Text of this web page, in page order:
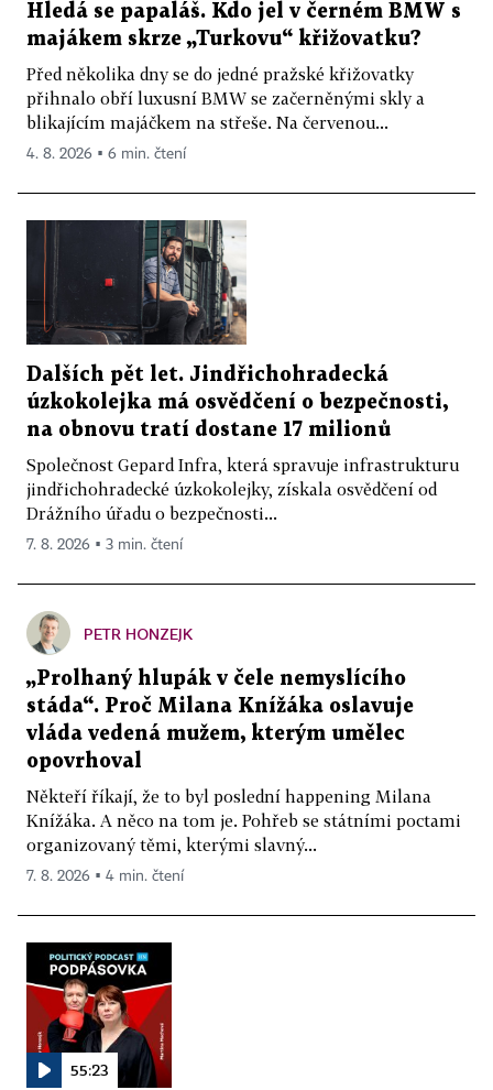
Hledá se papaláš. Kdo jel v černém BMW s
majákem skrze „Turkovu“ křižovatku?
Před několika dny se do jedné pražské křižovatky
přihnalo obří luxusní BMW se začerněnými skly a
blikajícím majáčkem na střeše. Na červenou...
4. 8. 2026 ▪ 6 min. čtení
Dalších pět let. Jindřichohradecká
úzkokolejka má osvědčení o bezpečnosti,
na obnovu tratí dostane 17 milionů
Společnost Gepard Infra, která spravuje infrastrukturu
jindřichohradecké úzkokolejky, získala osvědčení od
Drážního úřadu o bezpečnosti...
7. 8. 2026 ▪ 3 min. čtení
PETR HONZEJK
„Prolhaný hlupák v čele nemyslícího
stáda“. Proč Milana Knížáka oslavuje
vláda vedená mužem, kterým umělec
opovrhoval
Někteří říkají, že to byl poslední happening Milana
Knížáka. A něco na tom je. Pohřeb se státními poctami
organizovaný těmi, kterými slavný...
7. 8. 2026 ▪ 4 min. čtení
55:23